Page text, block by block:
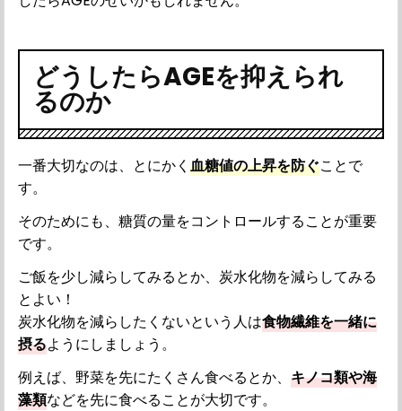
どうしたらAGEを抑えられ
るのか
一番大切なのは、とにかく血糖値の上昇を防ぐことで
す。
そのためにも、糖質の量をコントロールすることが重要
です。
ご飯を少し減らしてみるとか、炭水化物を減らしてみる
とよい！
炭水化物を減らしたくないという人は食物繊維を一緒に
摂るようにしましょう。
例えば、野菜を先にたくさん食べるとか、キノコ類や海
藻類などを先に食べることが大切です。